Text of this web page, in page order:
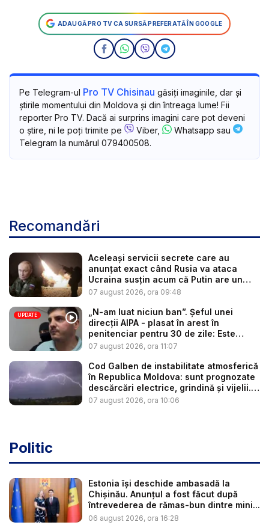
ADAUGĂ PRO TV CA SURSĂ PREFERATĂ ÎN GOOGLE
Pe Telegram-ul Pro TV Chisinau găsiți imaginile, dar și
știrile momentului din Moldova și din întreaga lume! Fii
reporter Pro TV. Dacă ai surprins imagini care pot deveni
o știre, ni le poți trimite pe
Viber,
Whatsapp sau
Telegram la numărul 079400508.
Recomandări
Aceleași servicii secrete care au
anunțat exact când Rusia va ataca
Ucraina susțin acum că Putin are un
plan de a ataca un stat NATO
07 august 2026, ora 09:48
UPDATE
„N-am luat niciun ban”. Șeful unei
direcții AIPA - plasat în arest în
penitenciar pentru 30 de zile: Este
cercetat într-un dosar de trafic d...
07 august 2026, ora 11:07
Cod Galben de instabilitate atmosferică
în Republica Moldova: sunt prognozate
descărcări electrice, grindină și vijelii.
Cât tim...
07 august 2026, ora 10:06
Politic
Estonia își deschide ambasadă la
Chișinău. Anunțul a fost făcut după
întrevederea de rămas-bun dintre mini...
06 august 2026, ora 16:28